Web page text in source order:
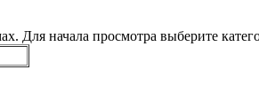
Для начала просмотра выберите